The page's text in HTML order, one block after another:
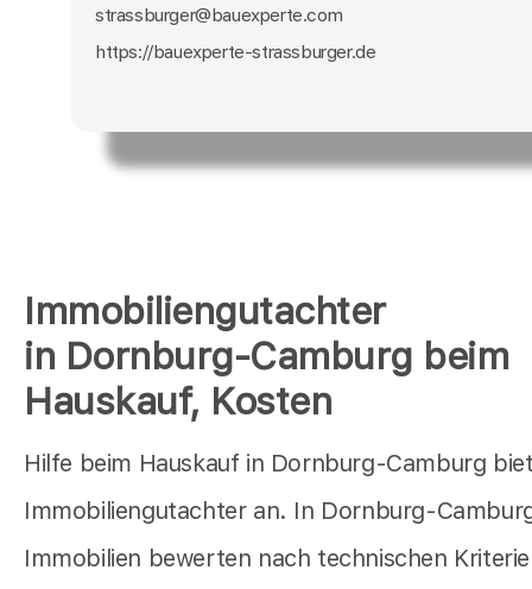
Immobiliengutachter
in Dornburg-Camburg beim
Hauskauf, Kosten
Hilfe beim Hauskauf in Dornburg-Camburg
Immobiliengutachter an. In Dornburg-
Immobilien bewerten nach technischen
strassburger@bauexperte.com
https://bauexperte-strassburger.de